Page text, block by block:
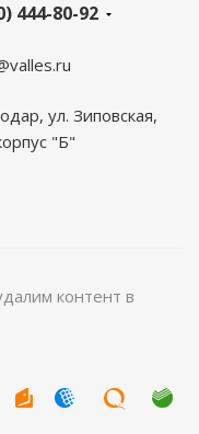
444-80-92
ул. Зиповская,
"Б"
контент в